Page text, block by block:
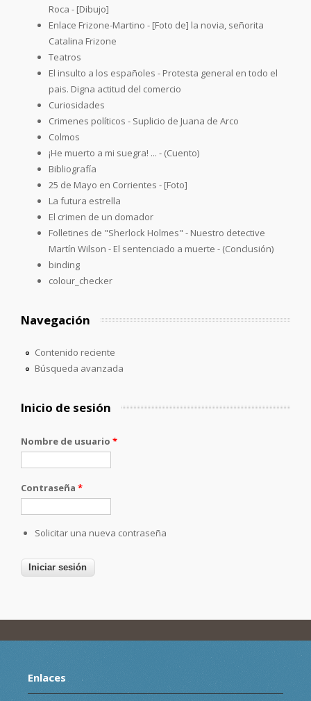
Roca - [Dibujo]
Enlace Frizone-Martino - [Foto de] la novia, señorita
Catalina Frizone
Teatros
El insulto a los españoles - Protesta general en todo el
pais. Digna actitud del comercio
Curiosidades
Crimenes políticos - Suplicio de Juana de Arco
Colmos
¡He muerto a mi suegra! ... - (Cuento)
Bibliografía
25 de Mayo en Corrientes - [Foto]
La futura estrella
El crimen de un domador
Folletines de "Sherlock Holmes" - Nuestro detective
Martín Wilson - El sentenciado a muerte - (Conclusión)
binding
colour_checker
Navegación
Contenido reciente
Búsqueda avanzada
Inicio de sesión
Nombre de usuario *
Contraseña *
Solicitar una nueva contraseña
Enlaces